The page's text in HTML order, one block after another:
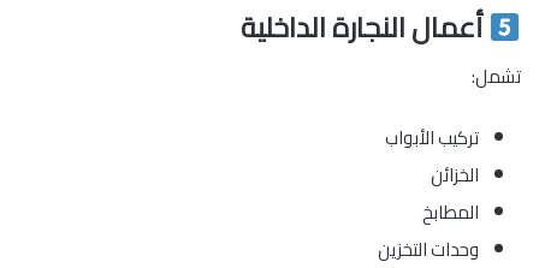
أعمال النجارة الداخلية
تشمل:
تركيب الأبواب
الخزائن
المطابخ
وحدات التخزين